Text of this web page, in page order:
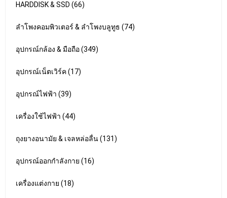
HARDDISK & SSD (66)
ลำโพงคอมพิวเตอร์ & ลำโพงบลูทูธ (74)
อุปกรณ์กล้อง & มือถือ (349)
อุปกรณ์เน็ตเวิร์ค (17)
อุปกรณ์ไฟฟ้า (39)
เครื่องใช้ไฟฟ้า (44)
ถุงยางอนามัย & เจลหล่อลื่น (131)
อุปกรณ์ออกกำลังกาย (16)
เครื่องแต่งกาย (18)